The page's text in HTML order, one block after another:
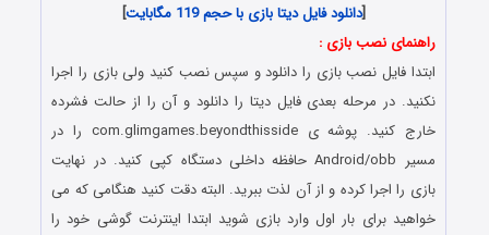
[دانلود فایل دیتا بازی با حجم 119 مگابایت
]
راهنمای نصب بازی :
ابتدا فایل نصب بازی را دانلود و سپس نصب کنید ولی بازی را اجرا
نکنید. در مرحله بعدی فایل دیتا را دانلود و آن را از حالت فشرده
خارج کنید. پوشه ی com.glimgames.beyondthisside را در
مسیر Android/obb حافظه داخلی دستگاه کپی کنید. در نهایت
بازی را اجرا کرده و از آن لذت ببرید. البته دقت کنید هنگامی که می
خواهید برای بار اول وارد بازی شوید ابتدا اینترنت گوشی خود را